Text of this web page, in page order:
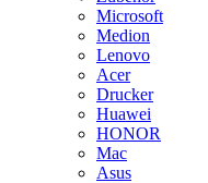
Microsoft
Medion
Lenovo
Acer
Drucker
Huawei
HONOR
Mac
Asus